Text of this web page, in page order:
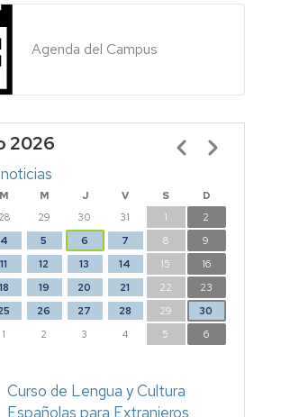
Agenda del Campus
2026
M M J V S
D
28 29 30 31 1
2
4 5 6 7 8
9
11 12 13 14 15
16
18 19 20 21 22
23
26 27 28 29
30
1 2 3 4 5 6
Paginación
Curso de Lengua y Cultura
Españolas para Extranjeros